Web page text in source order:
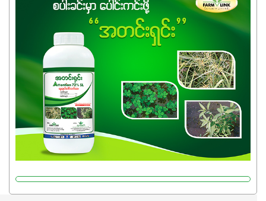
ကြောင့် ကိုယ်သုံးသမျှ ကိုယ့်အတွက်အကျိုးရစေမယ့်
အရည်အသွေးစိတ်ချရတဲ့ သွင်းအားစုပစ္စည်းတွေကိုပဲ ရွေးချယ်
သုံးသင့်ပါတယ်။